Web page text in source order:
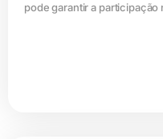
pode garantir a participação